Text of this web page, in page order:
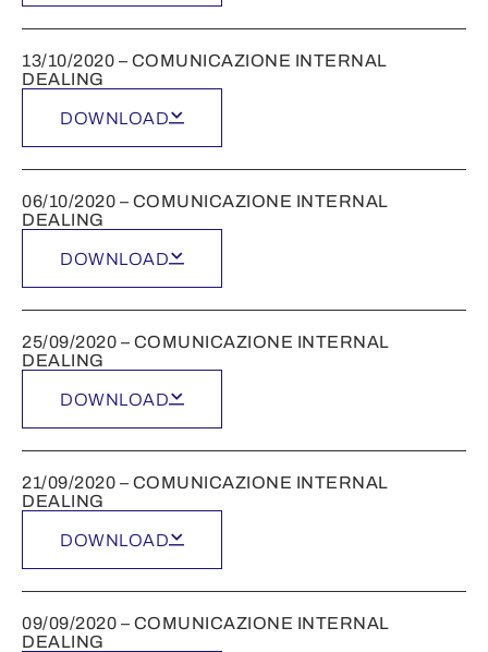
13/10/2020 – COMUNICAZIONE INTERNAL
DEALING
DOWNLOAD
06/10/2020 – COMUNICAZIONE INTERNAL
DEALING
DOWNLOAD
25/09/2020 – COMUNICAZIONE INTERNAL
DEALING
DOWNLOAD
21/09/2020 – COMUNICAZIONE INTERNAL
DEALING
DOWNLOAD
09/09/2020 – COMUNICAZIONE INTERNAL
DEALING